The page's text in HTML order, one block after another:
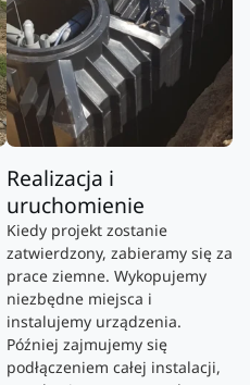
Realizacja i
uruchomienie
Kiedy projekt zostanie
zatwierdzony, zabieramy się za
prace ziemne. Wykopujemy
niezbędne miejsca i
instalujemy urządzenia.
Później zajmujemy się
podłączeniem całej instalacji,